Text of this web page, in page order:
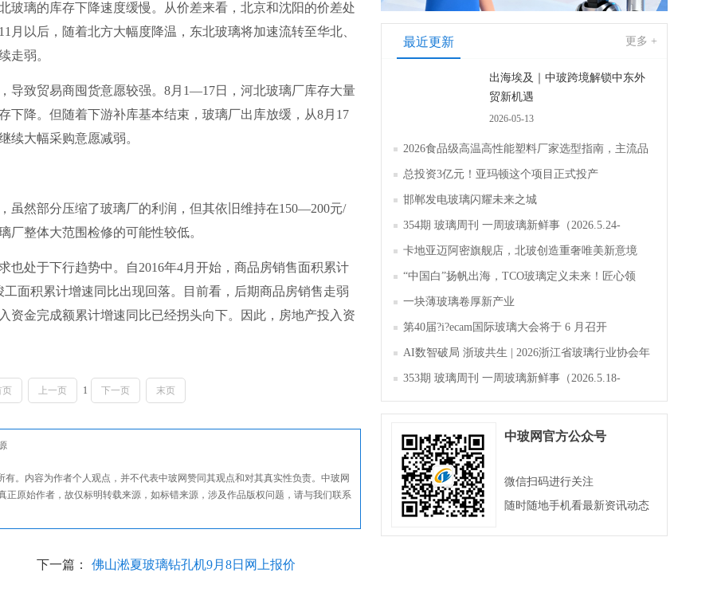
最近更新 更多 +
出海埃及｜中玻跨境解锁中东外
贸新机遇
2026-05-13
2026食品级高温高性能塑料厂家选型指南，主流品
牌全面解析评测
总投资3亿元！亚玛顿这个项目正式投产
邯郸发电玻璃闪耀未来之城
354期 玻璃周刊 一周玻璃新鲜事（2026.5.24-
2026.5.30）
卡地亚迈阿密旗舰店，北玻创造重奢唯美新意境
“中国白”扬帆出海，TCO玻璃定义未来！匠心领
航，淄博新材料产业聚势成峰
一块薄玻璃卷厚新产业
第40届?i?ecam国际玻璃大会将于 6 月召开
AI数智破局 浙玻共生 | 2026浙江省玻璃行业协会年
会暨第四届四次会员大会成功举办
353期 玻璃周刊 一周玻璃新鲜事（2026.5.18-
2026.5.23）
中玻网官方公众号
微信扫码进行关注
随时随地手机看最新资讯动态
玻璃的库存下降速度缓慢。从价差来看，北京和沈阳的价差处
月以后，随着北方大幅度降温，东北玻璃将加速流转至华北、
走弱。
致贸易商囤货意愿较强。8月1—17日，河北玻璃厂库存大量
下降。但随着下游补库基本结束，玻璃厂出库放缓，从8月17
续大幅采购意愿减弱。
然部分压缩了玻璃厂的利润，但其依旧维持在150—200元/
厂整体大范围检修的可能性较低。
处于下行趋势中。自2016年4月开始，商品房销售面积累计
面积累计增速同比出现回落。目前看，后期商品房销售走弱
资金完成额累计增速同比已经拐头向下。因此，房地产投入资
页 上一页 1 下一页 末页
有。内容为作者个人观点，并不代表中玻网赞同其观点和对其真实性负责。中玻网
原始作者，故仅标明转载来源，如标错来源，涉及作品版权问题，请与我们联系
下一篇： 佛山淞夏玻璃钻孔机9月8日网上报价